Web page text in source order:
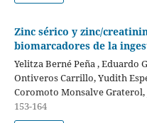
Zinc sérico y zinc/
biomarcadores de la
Yelitza Berné Peña , Eduardo
Ontiveros Carrillo, Yudith
Coromoto Monsalve
153-164